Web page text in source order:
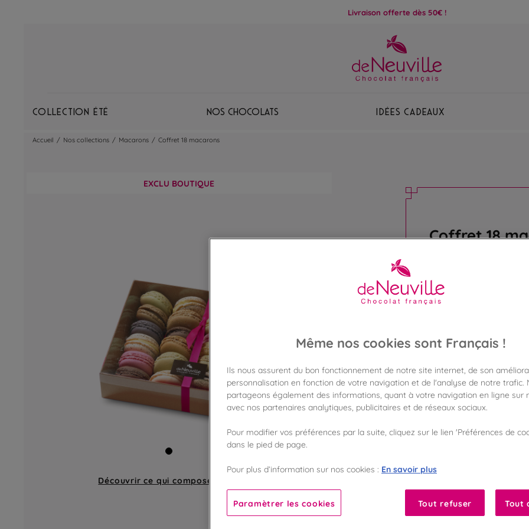
Livraison offerte dès 50€ !
Collection Été Nos chocolats Idées Cadeaux
Accueil / Nos collections / Macarons / Coffret 18 macarons
EXCLU BOUTIQUE
Découvrir ce qui compose
Coffret 18
Assortiment de 18
33,50 €
Poids 250g
Vérifier la
Frais de port
dès 50€ d'achat
Gagnez 33 points
Même nos cookies sont Français !
Ils nous assurent du bon fonctionnement de notre site internet, de son
personnalisation en fonction de votre navigation et de l'analyse de notre trafic.
partageons également des informations, quant à votre navigation en ligne sur
avec nos partenaires analytiques, publicitaires et de réseaux sociaux.
Pour modifier vos préférences par la suite, cliquez sur le lien 'Préférences de
dans le pied de page.
Pour plus d’information sur nos cookies : En savoir plus
Paramètrer les cookies Tout refuser Tout